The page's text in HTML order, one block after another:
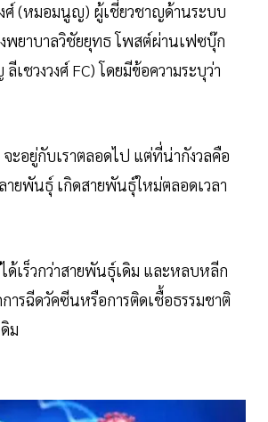
ศ์ (หมอมนูญ) ผู้เชี่ยวชาญด้านระบบ
งพยาบาลวิชัยยุทธ โพสต์ผ่านเฟซบุ๊ก
ชวงวงศ์ FC) โดยมีข้อความระบุว่า
จะอยู่กับเราตลอดไป แต่ที่น่ากังวลคือ
ายพันธุ์ เกิดสายพันธุ์ใหม่ตลอดเวลา
เร็วกว่าสายพันธุ์เดิม และหลบหลีก
ารฉีดวัคซีนหรือการติดเชื้อธรรมชาติ
ม